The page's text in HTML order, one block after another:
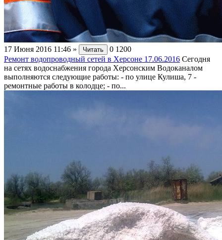
17 Июня 2016 11:46 » Читать 0 1200
Ремонт водопроводный сетей в Херсоне 17.06.2016 Сегодня
на сетях водоснабжения города Херсонским Водоканалом
выполняются следующие работы: - по улице Кулиша, 7 -
ремонтные работы в колодце; - по...